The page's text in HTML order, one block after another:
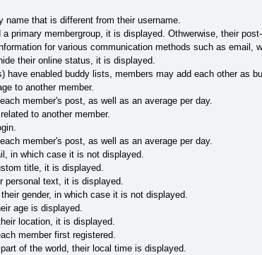
name that is different from their username.
primary membergroup, it is displayed. Othwerwise, their
for various communication methods such as
their online status, it is displayed.
have enabled buddy lists, members may add each other as
to another member.
member's post, as well as an average per day.
to another member.
member's post, as well as an average per day.
in which case it is not displayed.
title, it is displayed.
personal text, it is displayed.
gender, in which case it is not displayed.
age is displayed.
location, it is displayed.
member first registered.
of the world, their local time is displayed.